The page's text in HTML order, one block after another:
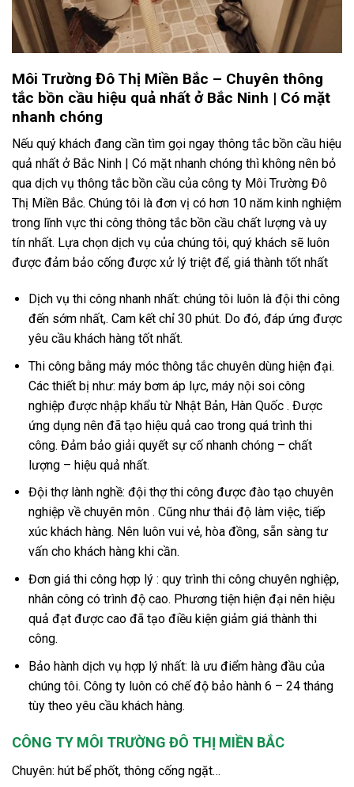
Môi Trường Đô Thị Miền Bắc – Chuyên thông
tắc bồn cầu hiệu quả nhất ở Bắc Ninh | Có mặt
nhanh chóng
Nếu quý khách đang cần tìm gọi ngay thông tắc bồn cầu hiệu
quả nhất ở Bắc Ninh | Có mặt nhanh chóng thì không nên bỏ
qua dịch vụ thông tắc bồn cầu của công ty Môi Trường Đô
Thị Miền Bắc. Chúng tôi là đơn vị có hơn 10 năm kinh nghiệm
trong lĩnh vực thi công thông tắc bồn cầu chất lượng và uy
tín nhất. Lựa chọn dịch vụ của chúng tôi, quý khách sẽ luôn
được đảm bảo cống được xử lý triệt để, giá thành tốt nhất
Dịch vụ thi công nhanh nhất: chúng tôi luôn là đội thi công
đến sớm nhất,. Cam kết chỉ 30 phút. Do đó, đáp ứng được
yêu cầu khách hàng tốt nhất.
Thi công bằng máy móc thông tắc chuyên dùng hiện đại.
Các thiết bị như: máy bơm áp lực, máy nội soi công
nghiệp được nhập khẩu từ Nhật Bản, Hàn Quốc . Được
ứng dụng nên đã tạo hiệu quả cao trong quá trình thi
công. Đảm bảo giải quyết sự cố nhanh chóng – chất
lượng – hiệu quả nhất.
Đội thợ lành nghề: đội thợ thi công được đào tạo chuyên
nghiệp về chuyên môn . Cũng như thái độ làm việc, tiếp
xúc khách hàng. Nên luôn vui vẻ, hòa đồng, sẵn sàng tư
vấn cho khách hàng khi cần.
Đơn giá thi công hợp lý : quy trình thi công chuyên nghiệp,
nhân công có trình độ cao. Phương tiện hiện đại nên hiệu
quả đạt được cao đã tạo điều kiện giảm giá thành thi
công.
Bảo hành dịch vụ hợp lý nhất: là ưu điểm hàng đầu của
chúng tôi. Công ty luôn có chế độ bảo hành 6 – 24 tháng
tùy theo yêu cầu khách hàng.
CÔNG TY MÔI TRƯỜNG ĐÔ THỊ MIỀN BẮC
Chuyên: hút bể phốt, thông cống ngặt…